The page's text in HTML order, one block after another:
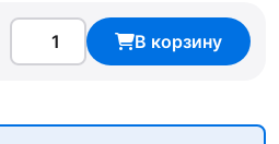
В корзину